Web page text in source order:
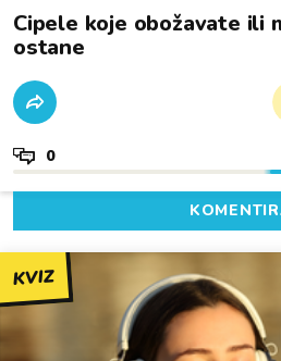
Cipele koje obožavate ili
ostane
0
KVIZ